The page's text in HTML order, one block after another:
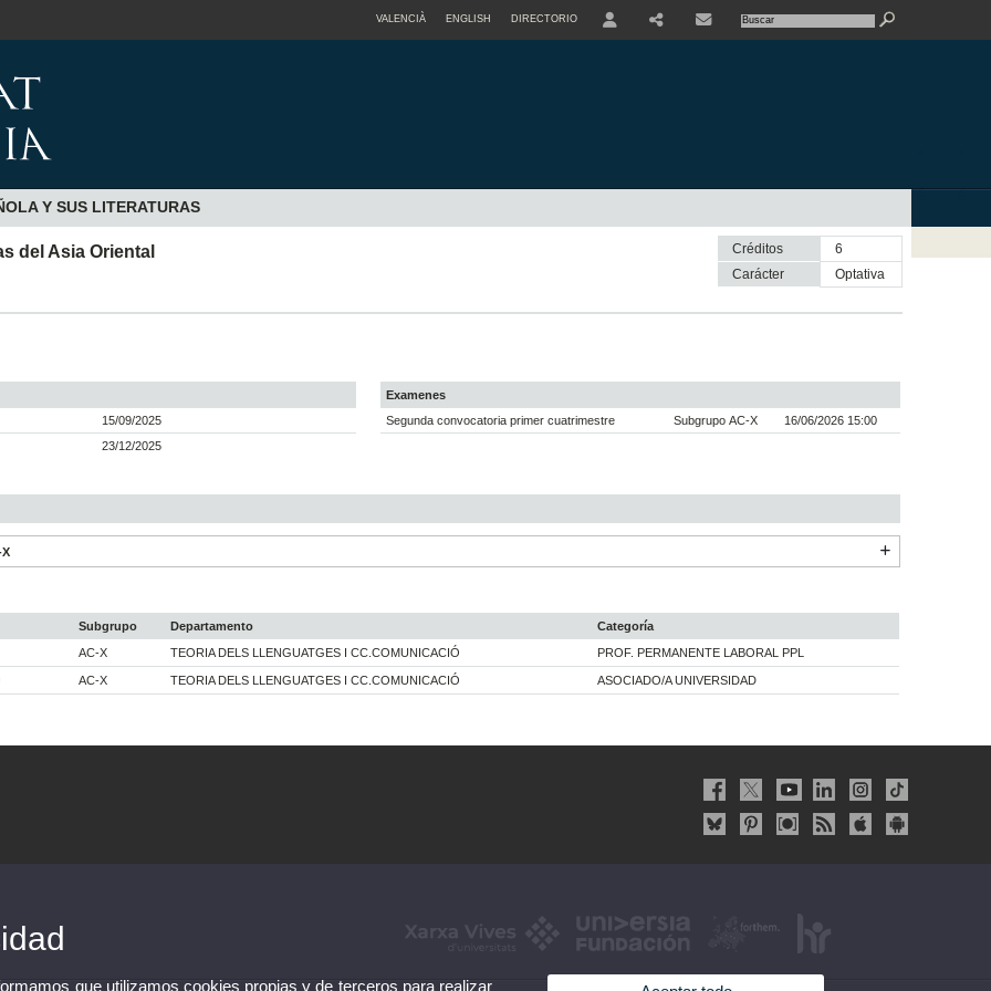
VALENCIÀ ENGLISH DIRECTORIO
Y SUS LITERATURAS
del Asia Oriental
Créditos
6
Carácter
optativa
15/09/2025
23/12/2025
Examenes
Segunda convocatoria primer cuatrimestre
Subgrupo AC-X 16/06/2026 15:00
Subgrupo Departamento
Categoría
AC-X TEORIA DELS LLENGUATGES I CC.COMUNICACIÓ PROF. PERMANENTE LABORAL PPL
AC-X TEORIA DELS LLENGUATGES I CC.COMUNICACIÓ ASOCIADO/A UNIVERSIDAD
que utilizamos cookies propias y de terceros para realizar